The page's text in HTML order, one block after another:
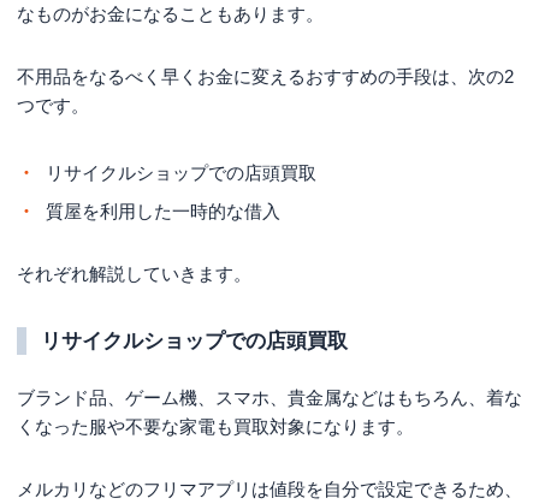
なものがお金になることもあります。
不用品をなるべく早くお金に変えるおすすめの手段は、次の2
つです。
リサイクルショップでの店頭買取
質屋を利用した一時的な借入
それぞれ解説していきます。
リサイクルショップでの店頭買取
ブランド品、ゲーム機、スマホ、貴金属などはもちろん、着な
くなった服や不要な家電も買取対象になります。
メルカリなどのフリマアプリは値段を自分で設定できるため、